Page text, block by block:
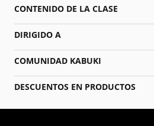
CONTENIDO DE LA CLASE
DIRIGIDO A
COMUNIDAD KABUKI
DESCUENTOS EN PRODUCTOS